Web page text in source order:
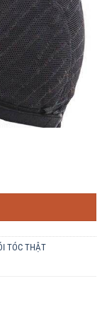
TÓC THẬT